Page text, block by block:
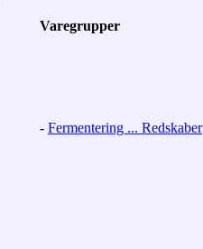
Varegrupper
- Fermentering ... Redskaber